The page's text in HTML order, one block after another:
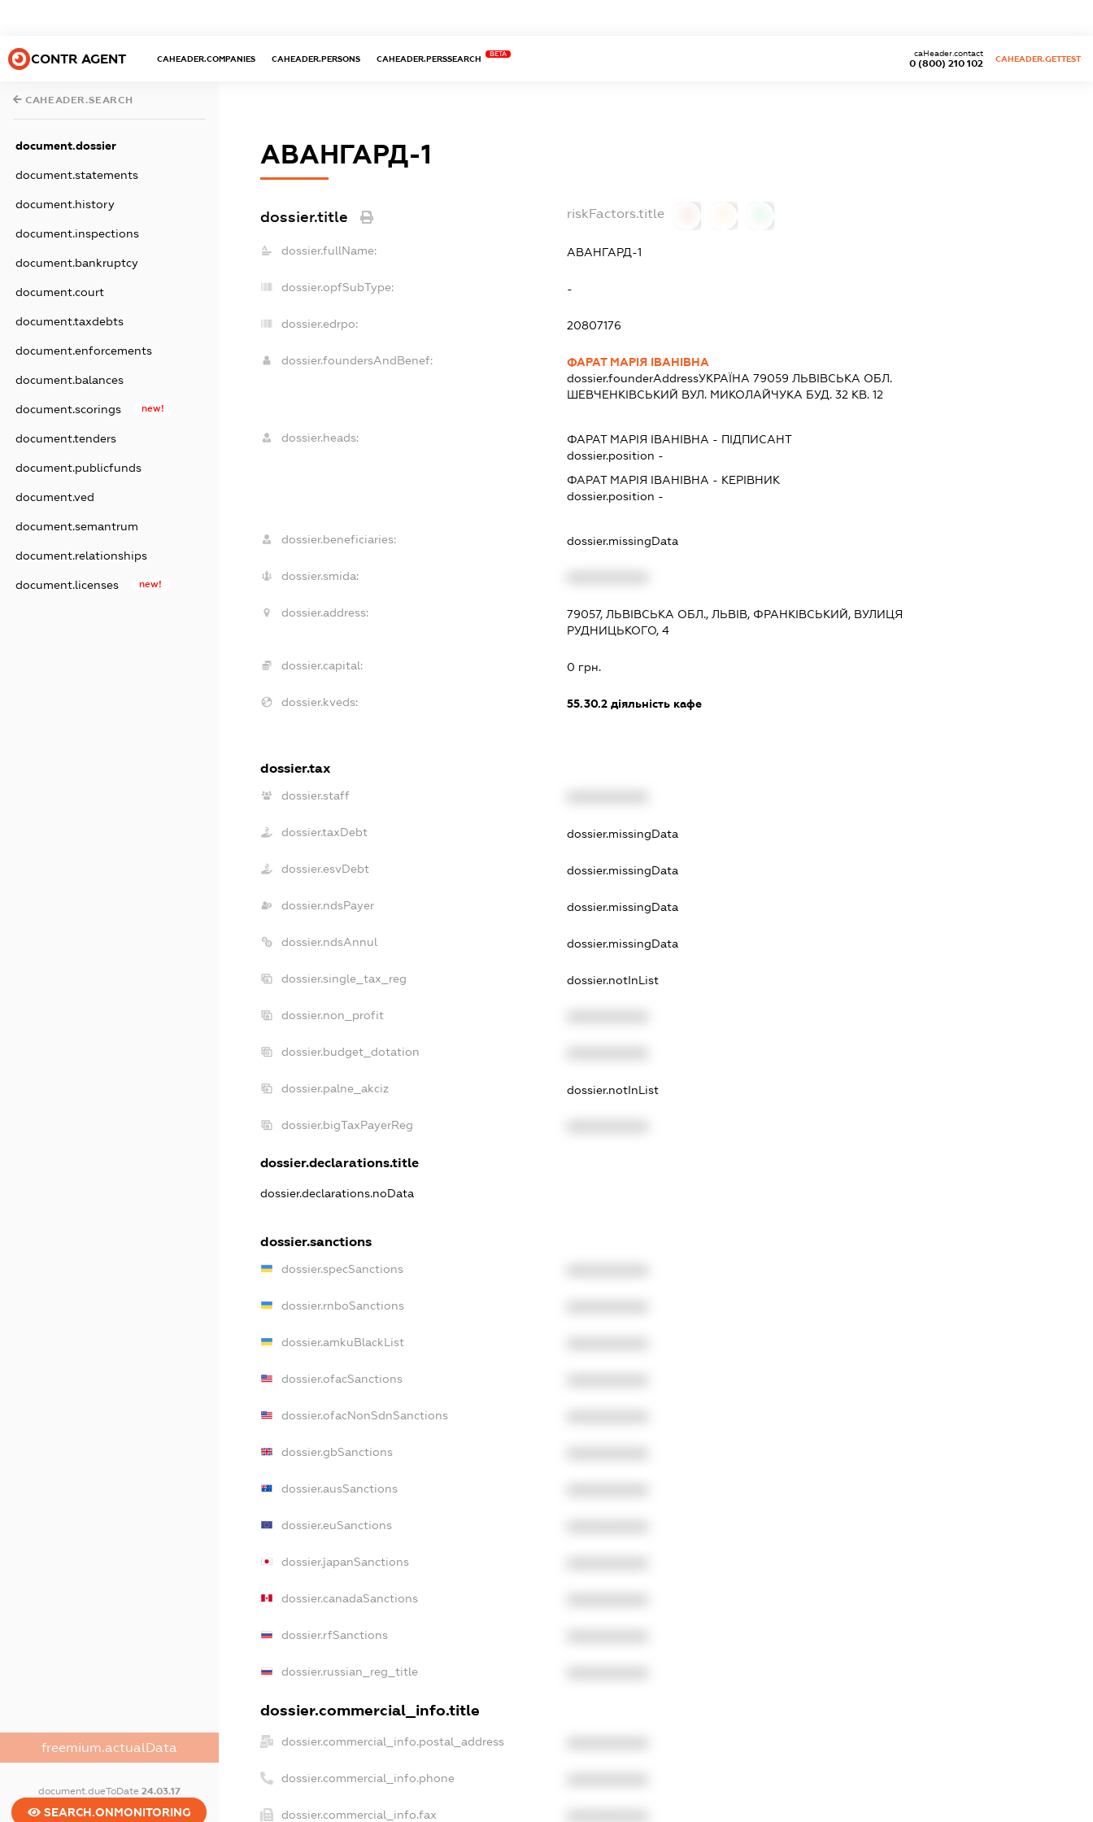
CONTR AGENT CAHEADER.COMPANIES CAHEADER.PERSONS CAHEADER.PERSSEARCH
BETA
0 (800) 210 102
caHeader.contact
CAHEADER.GETTEST
CAHEADER.SEARCH
document.dossier
document.statements
document.history
document.inspections
document.bankruptcy
document.court
document.taxdebts
document.enforcements
document.balances
document.scorings new!
document.tenders
document.publicfunds
document.ved
document.semantrum
document.relationships
document.licenses new!
freemium.actualData
document.dueToDate 24.03.17
SEARCH.ONMONITORING
АВАНГАРД-1
dossier.title riskFactors.title
dossier.fullName: АВАНГАРД-1
dossier.opfSubType: -
dossier.edrpo: 20807176
dossier.foundersAndBenef:
ФАРАТ МАРІЯ ІВАНІВНА
dossier.founderAddressУКРАЇНА 79059 ЛЬВIВСЬКА ОБЛ.
ШЕВЧЕНКІВСЬКИЙ ВУЛ. МИКОЛАЙЧУКА БУД. 32 КВ. 12
dossier.heads: ФАРАТ МАРІЯ ІВАНІВНА - ПІДПИСАНТ
dossier.position -
ФАРАТ МАРІЯ ІВАНІВНА - КЕРІВНИК
dossier.position -
dossier.beneficiaries: dossier.missingData
dossier.smida:
dossier.address:
79057, ЛЬВІВСЬКА ОБЛ., ЛЬВІВ, ФРАНКІВСЬКИЙ, ВУЛИЦЯ
РУДНИЦЬКОГО, 4
dossier.capital: 0 грн.
dossier.kveds: 55.30.2 діяльність кафе
dossier.tax
dossier.staff
dossier.taxDebt dossier.missingData
dossier.esvDebt dossier.missingData
dossier.ndsPayer dossier.missingData
dossier.ndsAnnul dossier.missingData
dossier.single_tax_reg dossier.notInList
dossier.non_profit
dossier.budget_dotation
dossier.palne_akciz dossier.notInList
dossier.bigTaxPayerReg
dossier.declarations.title
dossier.declarations.noData
dossier.sanctions
dossier.specSanctions
dossier.rnboSanctions
dossier.amkuBlackList
dossier.ofacSanctions
dossier.ofacNonSdnSanctions
dossier.gbSanctions
dossier.ausSanctions
dossier.euSanctions
dossier.japanSanctions
dossier.canadaSanctions
dossier.rfSanctions
dossier.russian_reg_title
dossier.commercial_info.title
dossier.commercial_info.postal_address
dossier.commercial_info.phone
dossier.commercial_info.fax